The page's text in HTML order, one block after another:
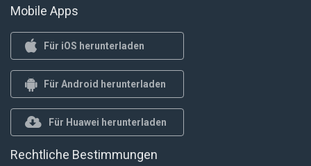
Mobile Apps
Für iOS herunterladen
Für Android herunterladen
Für Huawei herunterladen
Rechtliche Bestimmungen